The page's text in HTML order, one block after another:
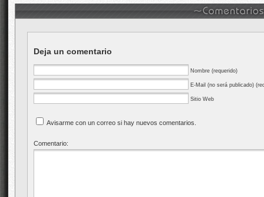
Deja un comentario
Nombre (requerido)
E-Mail (no será publicado)
Sitio Web
Avisarme con un correo si hay nuevos comentarios.
Comentario: